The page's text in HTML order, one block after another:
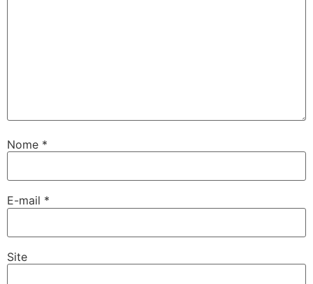
Nome *
E-mail *
Site